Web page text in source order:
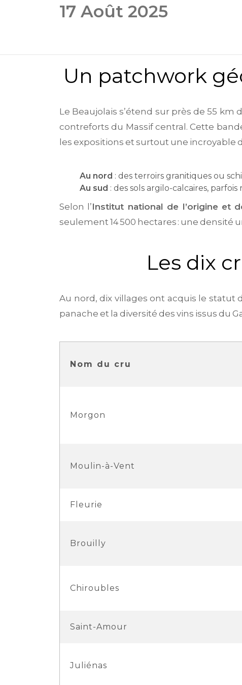
17 Août 2025
Un patchwork
Le Beaujolais s’étend sur près de 55
contreforts du Massif central. Cette
les expositions et surtout une incroyable
Au nord : des terroirs granitiques ou
Au sud : des sols argilo-calcaires,
Selon l’Institut national de l’origine et
seulement 14 500 hectares : une densité
Les dix
Au nord, dix villages ont acquis le statut
panache et la diversité des vins issus du
Nom du cru
Morgon
Moulin-à-Vent
Fleurie
Brouilly
Chiroubles
Saint-Amour
Juliénas